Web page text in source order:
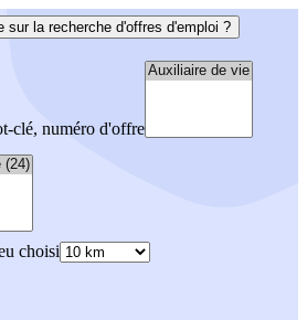
sur la recherche d'offres d'emploi ?
clé, numéro d'offre
choisi